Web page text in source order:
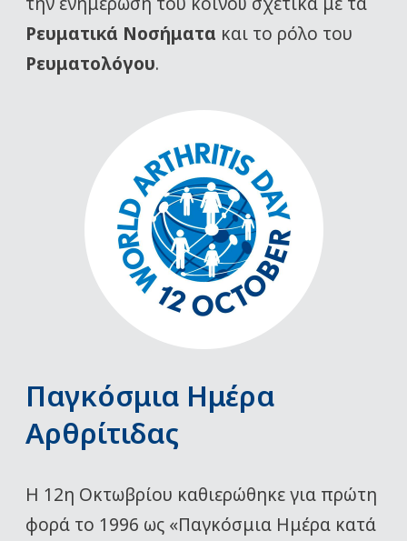
Ρευματικά Νοσήματα και το ρόλο του
Ρευματολόγου.
Παγκόσμια Ημέρα
Αρθρίτιδας
Η 12η Οκτωβρίου καθιερώθηκε για πρώτη
φορά το 1996 ως «Παγκόσμια Ημέρα κατά